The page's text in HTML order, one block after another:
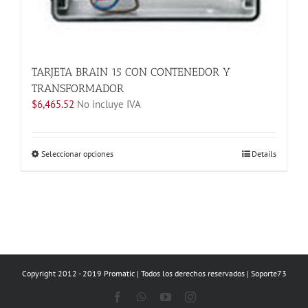
TARJETA BRAIN 15 CON CONTENEDOR Y
TRANSFORMADOR
$6,465.52 No incluye IVA
Seleccionar opcionesEste
pueden
elegir
Details
Copyright 2012 - 2019 Promatic | Todos los derechos reservados | Soporte73
FacebookWhatsApp
YouTubeInstagram